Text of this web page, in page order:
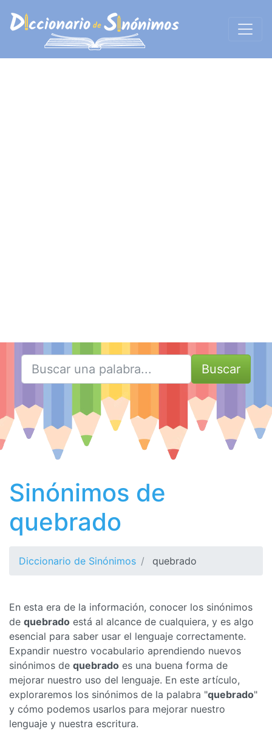
Buscar
Sinónimos de
quebrado
Diccionario de Sinónimos quebrado
En esta era de la información, conocer los sinónimos
de quebrado está al alcance de cualquiera, y es algo
esencial para saber usar el lenguaje correctamente.
Expandir nuestro vocabulario aprendiendo nuevos
sinónimos de quebrado es una buena forma de
mejorar nuestro uso del lenguaje. En este artículo,
exploraremos los sinónimos de la palabra "quebrado"
y cómo podemos usarlos para mejorar nuestro
lenguaje y nuestra escritura.